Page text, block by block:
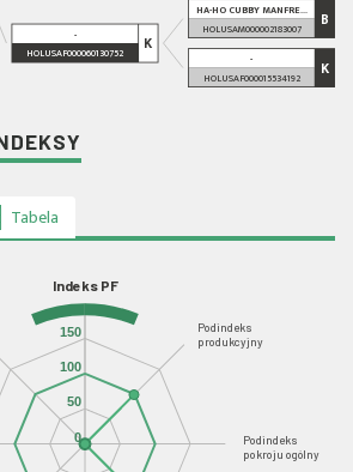
-
HOLUSAF000060130752 K
HA-HO CUBBY MANFRE...
HOLUSAM000002183007
B
-
HOLUSAF000015534192 K
Tabela
Indeks PF
Podindeks
produkcyjny
Podindeks
pokroju ogólny
0
50
100
150